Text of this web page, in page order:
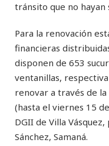
tránsito que no hayan
Para la renovación
financieras
disponen de 653
ventanillas,
renovar a través de
(hasta el viernes 15
DGII de Villa
Sánchez, Samaná.